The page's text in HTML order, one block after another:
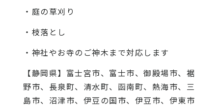
・庭の草刈り
・枝落とし
・神社やお寺のご神木まで対応します
【静岡県】富士宮市、富士市、御殿場市、裾
野市、長泉町、清水町、函南町、熱海市、三
島市、沼津市、伊豆の国市、伊豆市、伊東市